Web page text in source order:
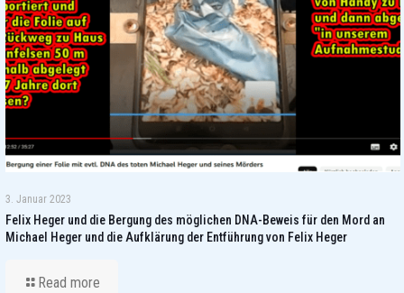
3. Januar 2023
Felix Heger und die Bergung des möglichen DNA-Beweis für den Mord an
Michael Heger und die Aufklärung der Entführung von Felix Heger
Read more